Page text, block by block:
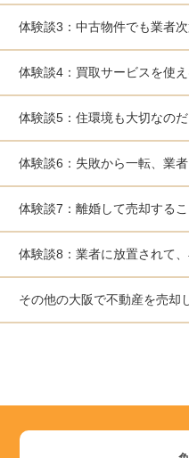
体験談3：中古物件でも業者
体験談4：買取サービスを使
体験談5：住環境も大切なの
体験談6：失敗から一転、業
体験談7：離婚して売却する
体験談8：業者に放置されて
その他の大阪で不動産を売却